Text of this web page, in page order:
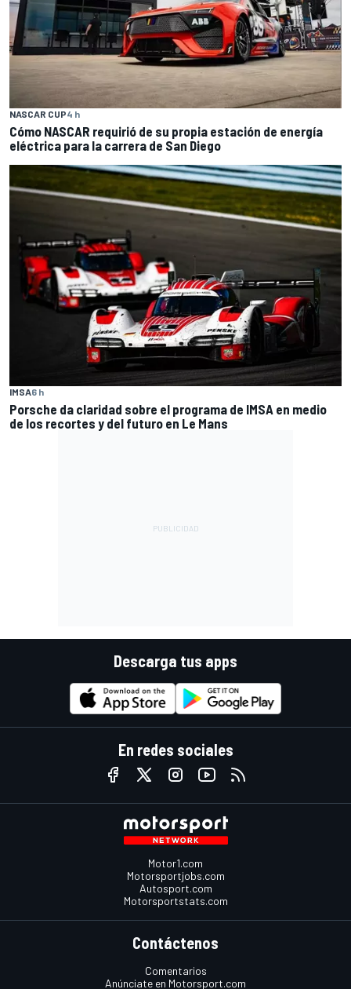
NASCAR CUP4 h
Cómo NASCAR requirió de su propia estación de energía
eléctrica para la carrera de San Diego
IMSA6 h
Porsche da claridad sobre el programa de IMSA en medio
de los recortes y del futuro en Le Mans
Descarga tus apps
En redes sociales
Motor1.com
Motorsportjobs.com
Autosport.com
Motorsportstats.com
Contáctenos
Comentarios
Anúnciate en Motorsport.com